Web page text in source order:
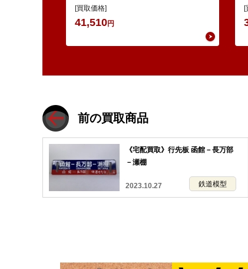
車 ・Nゲージ KATO 10-386 285系0
番…
[買取価格]
41,510円
[
前の買取商品
《宅配買取》行先板 函館－長万部
－瀬棚
2023.10.27 鉄道模型